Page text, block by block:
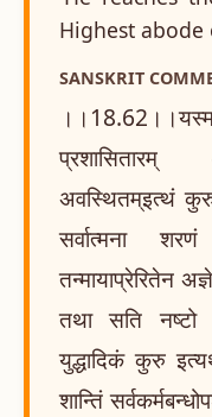
Highest abode
SANSKRIT
प्रशासितारम्
अवस्थितम्इत्थं कुरु
सर्वात्मना
तन्मायाप्रेरितेन
तथा सति नष्टो
युद्धादिकं कुरु
शान्तिं